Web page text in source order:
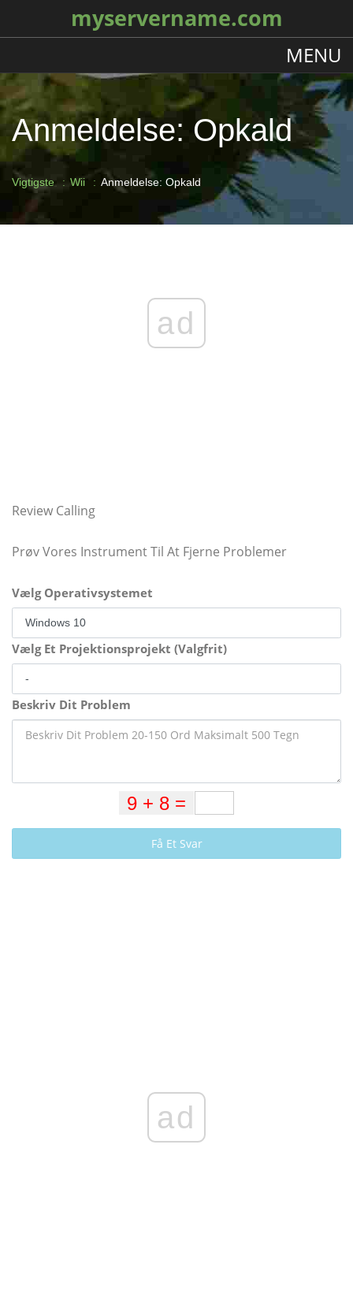
myservername.com
MENU
Anmeldelse: Opkald
Vigtigste Wii Anmeldelse: Opkald
ad
Review Calling
Prøv Vores Instrument Til At Fjerne Problemer
Vælg Operativsystemet
Vælg Et Projektionsprojekt (Valgfrit)
Beskriv Dit Problem
Få Et Svar
ad